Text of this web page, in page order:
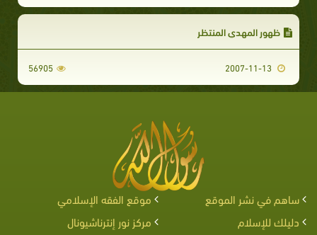
ظهور المهدي المنتظر
56905
ساهم في نشر الموقع
موقع الفقه الإسلامي
دليلك للإسلام
مركز نور إنترناشيونال